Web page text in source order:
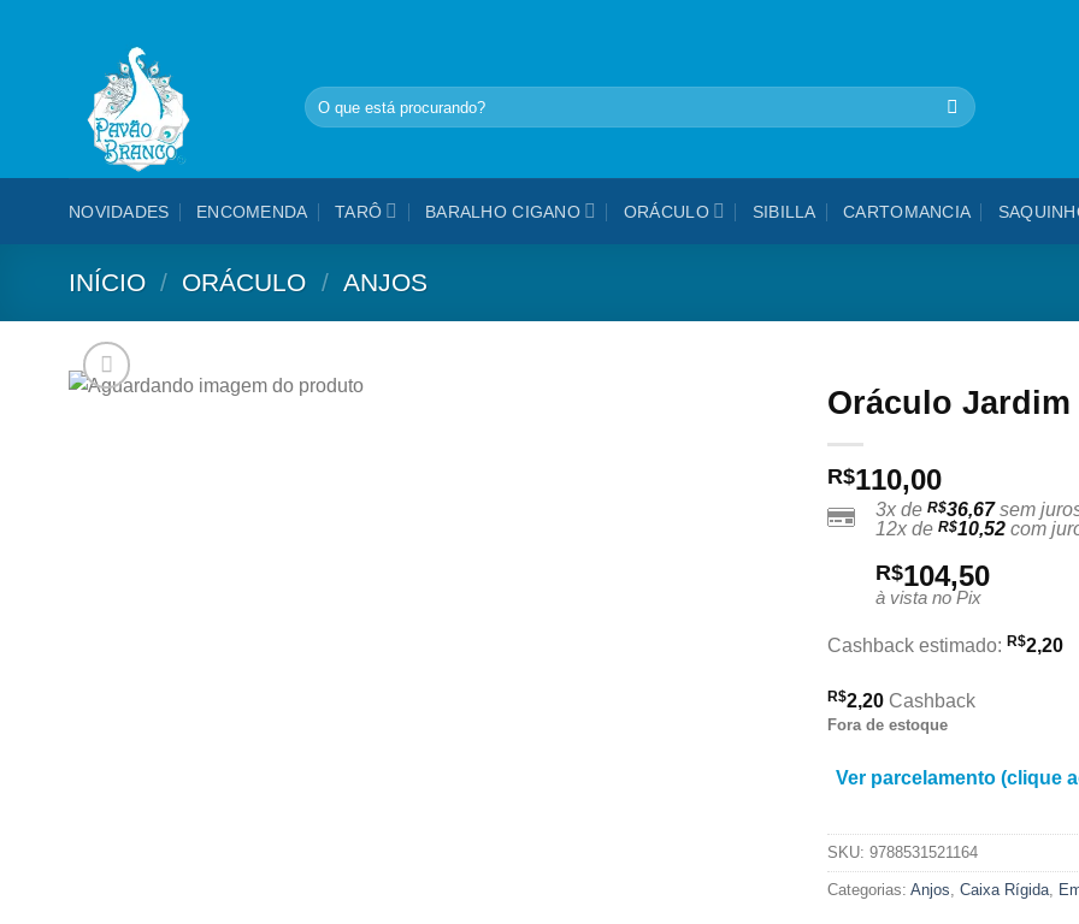
Pesquisar
por:
NOVIDADES ENCOMENDA TARÔ BARALHO CIGANO ORÁCULO SIBILLA CARTOMANCIA
INÍCIO / ORÁCULO / ANJOS
Oráculo
R$110,00
3x de R$36,67sem
12x de R$10,52 com
R$104,50
à vista no Pix
Cashback estimado: R$2,20
R$2,20 Cashback
Fora de estoque
Ver parcelamento (clique
SKU: 9788531521164
Categorias: Anjos Caixa Rígida